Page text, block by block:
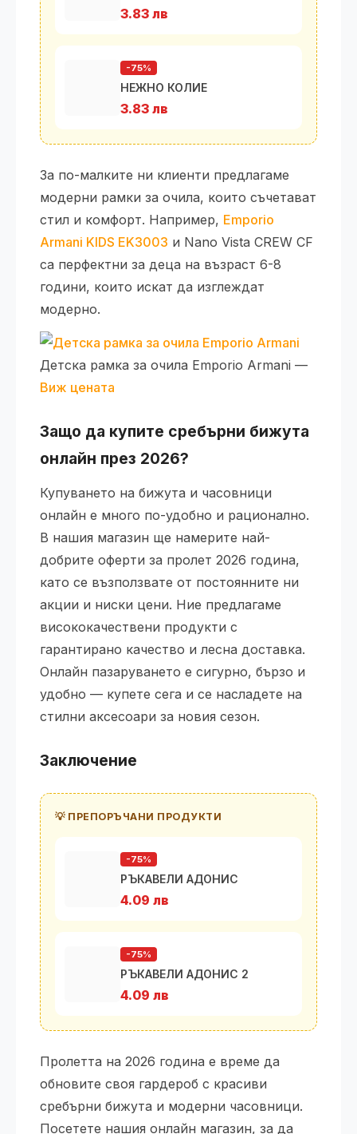
3.83 лв
-75%
НЕЖНО КОЛИЕ
3.83 лв
За по-малките ни клиенти предлагаме
модерни рамки за очила, които съчетават
стил и комфорт. Например, Emporio
Armani KIDS EK3003 и Nano Vista CREW CF
са перфектни за деца на възраст 6-8
години, които искат да изглеждат
модерно.
Детска рамка за очила Emporio Armani —
Виж цената
Защо да купите сребърни бижута
онлайн през 2026?
Купуването на бижута и часовници
онлайн е много по-удобно и рационално.
В нашия магазин ще намерите най-
добрите оферти за пролет 2026 година,
като се възползвате от постоянните ни
акции и ниски цени. Ние предлагаме
висококачествени продукти с
гарантирано качество и лесна доставка.
Онлайн пазаруването е сигурно, бързо и
удобно — купете сега и се насладете на
стилни аксесоари за новия сезон.
Заключение
💡 ПРЕПОРЪЧАНИ ПРОДУКТИ
-75%
РЪКАВЕЛИ АДОНИС
4.09 лв
-75%
РЪКАВЕЛИ АДОНИС 2
4.09 лв
Пролетта на 2026 година е време да
обновите своя гардероб с красиви
сребърни бижута и модерни часовници.
Посетете нашия онлайн магазин, за да